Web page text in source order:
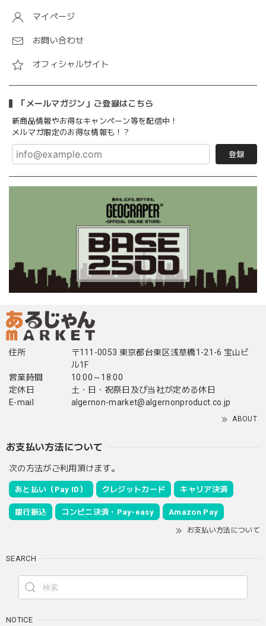
マイページ
お問い合わせ
オフィシャルサイト
「メールマガジン」ご登録はこちら
新商品情報やお得なキャンペーン等を配信中！
メルマガ限定のお得な情報も！？
登録
住所
〒111-0053 東京都台東区浅草橋1-21-6 宝山ビ
ル1F
営業時間
10:00～18:00
定休日
土・日・祝祭日及び当社が定める休日
E-mail
algernon-market@algernonproduct.co.jp
ABOUT
お支払い方法について
次の方法がご利用頂けます。
あと払い（Pay ID） クレジットカード キャリア決済
銀行振込 コンビニ決済・Pay-easy Amazon Pay
お支払い方法について
SEARCH
NOTICE